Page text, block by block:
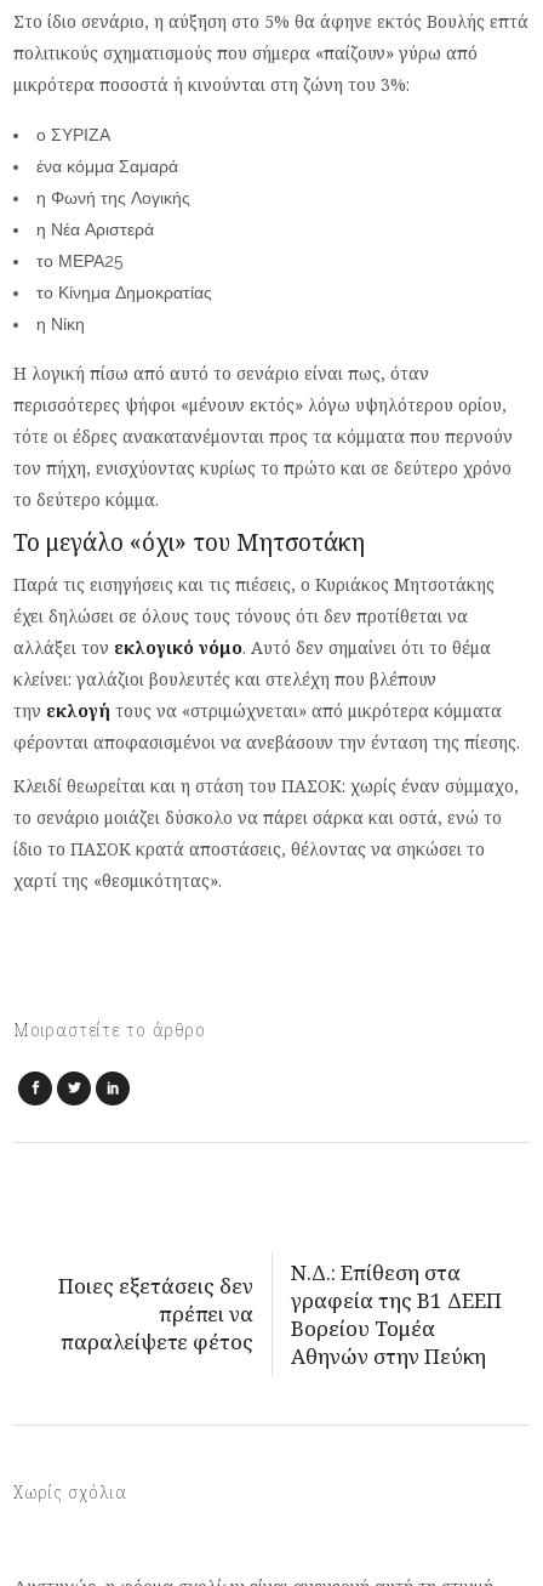
Στο ίδιο σενάριο, η αύξηση στο 5% θα άφηνε εκτός Βουλής επτά
πολιτικούς σχηματισμούς που σήμερα «παίζουν» γύρω από
μικρότερα ποσοστά ή κινούνται στη ζώνη του 3%:
ο ΣΥΡΙΖΑ
ένα κόμμα Σαμαρά
η Φωνή της Λογικής
η Νέα Αριστερά
το ΜΕΡΑ25
το Κίνημα Δημοκρατίας
η Νίκη
Η λογική πίσω από αυτό το σενάριο είναι πως, όταν
περισσότερες ψήφοι «μένουν εκτός» λόγω υψηλότερου ορίου,
τότε οι έδρες ανακατανέμονται προς τα κόμματα που περνούν
τον πήχη, ενισχύοντας κυρίως το πρώτο και σε δεύτερο χρόνο
το δεύτερο κόμμα.
Το μεγάλο «όχι» του Μητσοτάκη
Παρά τις εισηγήσεις και τις πιέσεις, ο Κυριάκος Μητσοτάκης
έχει δηλώσει σε όλους τους τόνους ότι δεν προτίθεται να
αλλάξει τον εκλογικό νόμο. Αυτό δεν σημαίνει ότι το θέμα
κλείνει: γαλάζιοι βουλευτές και στελέχη που βλέπουν
την εκλογή τους να «στριμώχνεται» από μικρότερα κόμματα
φέρονται αποφασισμένοι να ανεβάσουν την ένταση της πίεσης.
Κλειδί θεωρείται και η στάση του ΠΑΣΟΚ: χωρίς έναν σύμμαχο,
το σενάριο μοιάζει δύσκολο να πάρει σάρκα και οστά, ενώ το
ίδιο το ΠΑΣΟΚ κρατά αποστάσεις, θέλοντας να σηκώσει το
χαρτί της «θεσμικότητας».
Μοιραστείτε το άρθρο
Ποιες εξετάσεις δεν
πρέπει να
παραλείψετε φέτος
Ν.Δ.: Επίθεση στα
γραφεία της Β1 ΔΕΕΠ
Βορείου Τομέα
Αθηνών στην Πεύκη
Χωρίς σχόλια